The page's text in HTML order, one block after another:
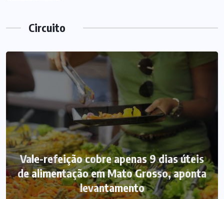
Circuito
Vale-refeição cobre apenas 9 dias úteis
de alimentação em Mato Grosso, aponta
levantamento